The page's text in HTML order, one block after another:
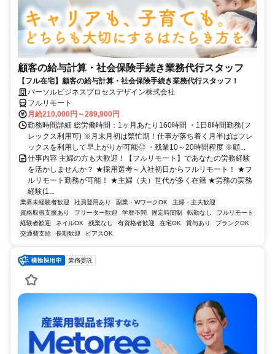
顧客の給与計算・社会保険手続き業務代行スタッフ
【フル在宅】顧客の給与計算・社会保険手続き業務代行スタッフ！
パーソルビジネスプロセスデザイン株式会社
フルリモート
月給210,000円～289,900円
勤務時間詳細 総労働時間：1ヶ月あたり160時間 ・1日8時間勤務(フ
レックス利用可) ※月末月初は繁忙期！仕事が落ち着く月半ばはフレ
ックスを利用して早上がりが可能◎ ・残業10～20時間程度 ※顧...
仕事内容 主婦の方も大歓迎！【フルリモート】であなたの労務経験
を活かしませんか？ ★採用選考～入社初日からフルリモート！ ★フ
ルリモート勤務が可能！ ★主婦（夫）世代が多く在籍 ★労務の実務
経験(1...
業界未経験者歓迎 社員登用あり 副業・WワークOK
主婦・主夫歓迎
資格取得支援あり
フリーター歓迎 学歴不問 固定時間制 転勤なし
フルリモート
経験者歓迎
ネイルOK 残業なし 有資格者歓迎 在宅OK 賞与あり
ブランクOK
交通費支給
長期歓迎 ピアスOK
業務委託